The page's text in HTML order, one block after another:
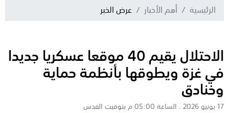
الرئيسية أهم الأخبار عرض الخبر
الاحتلال يقيم 40 موقعا عسكريا جديدا
في غزة ويطوقها بأنظمة حماية
وخنادق
17 يونيو 2026 . الساعة 05:00 م بتوقيت القدس